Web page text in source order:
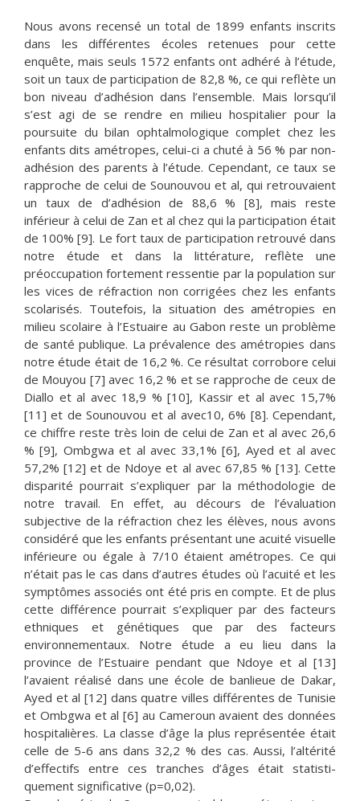
Nous avons recensé un total de 1899 enfants inscrits
dans les différentes écoles retenues pour cette
enquête, mais seuls 1572 enfants ont adhéré à l’étude,
soit un taux de participation de 82,8 %, ce qui reflète un
bon niveau d’adhésion dans l’ensemble. Mais lorsqu’il
s’est agi de se rendre en milieu hospitalier pour la
poursuite du bilan ophtalmologique complet chez les
enfants dits amétropes, celui-ci a chuté à 56 % par non-
adhésion des parents à l’étude. Cependant, ce taux se
rapproche de celui de Sounouvou et al, qui retrouvaient
un taux de d’adhésion de 88,6 % [8], mais reste
inférieur à celui de Zan et al chez qui la participation était
de 100% [9]. Le fort taux de participation retrouvé dans
notre étude et dans la littérature, reflète une
préoccupation fortement ressentie par la population sur
les vices de réfraction non corrigées chez les enfants
scolarisés. Toutefois, la situation des amétropies en
milieu scolaire à l’Estuaire au Gabon reste un problème
de santé publique. La prévalence des amétropies dans
notre étude était de 16,2 %. Ce résultat corrobore celui
de Mouyou [7] avec 16,2 % et se rapproche de ceux de
Diallo et al avec 18,9 % [10], Kassir et al avec 15,7%
[11] et de Sounouvou et al avec10, 6% [8]. Cependant,
ce chiffre reste très loin de celui de Zan et al avec 26,6
% [9], Ombgwa et al avec 33,1% [6], Ayed et al avec
57,2% [12] et de Ndoye et al avec 67,85 % [13]. Cette
disparité pourrait s’expliquer par la méthodologie de
notre travail. En effet, au décours de l’évaluation
subjective de la réfraction chez les élèves, nous avons
considéré que les enfants présentant une acuité visuelle
inférieure ou égale à 7/10 étaient amétropes. Ce qui
n’était pas le cas dans d’autres études où l’acuité et les
symptômes associés ont été pris en compte. Et de plus
cette différence pourrait s’expliquer par des facteurs
ethniques et génétiques que par des facteurs
environnementaux. Notre étude a eu lieu dans la
province de l’Estuaire pendant que Ndoye et al [13]
l’avaient réalisé dans une école de banlieue de Dakar,
Ayed et al [12] dans quatre villes différentes de Tunisie
et Ombgwa et al [6] au Cameroun avaient des données
hospitalières. La classe d’âge la plus représentée était
celle de 5-6 ans dans 32,2 % des cas. Aussi, l’altérité
d’effectifs entre ces tranches d’âges était statisti-
quement significative (p=0,02).